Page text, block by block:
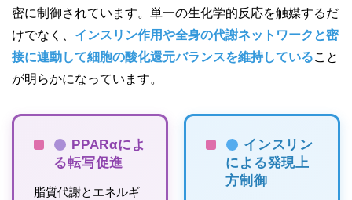
密に制御されています。単一の生化学的反応を触媒するだ
けでなく、 インスリン作用や全身の代謝ネットワークと密
接に連動して細胞の酸化還元バランスを維持していること
が明らかになっています。
PPARαによ
る転写促進
脂質代謝とエネルギ
インスリン
による発現上
方制御